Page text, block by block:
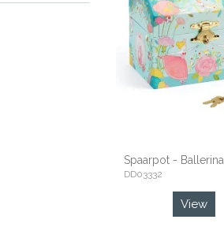
Spaarpot - Ballerina
DD03332
View